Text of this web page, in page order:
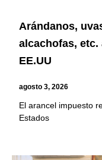
Arándanos,
alcachofas,
EE.UU
agosto 3, 2026
El arancel impuesto
Estados